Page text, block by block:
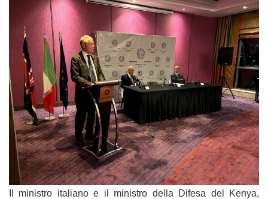
Il ministro italiano e il ministro della Difesa del Kenya,